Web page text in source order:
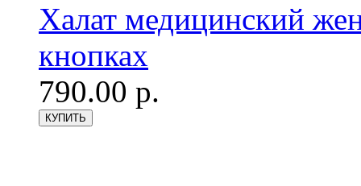
Халат медицинский
кнопках
790.00 р.